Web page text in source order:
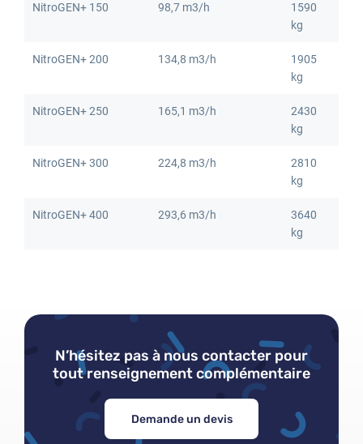
NitroGEN+ 150 98,7 m3/h
1590
kg
NitroGEN+ 200 134,8 m3/h
1905
kg
NitroGEN+ 250 165,1 m3/h
2430
kg
NitroGEN+ 300 224,8 m3/h
2810
kg
NitroGEN+ 400 293,6 m3/h
3640
kg
N’hésitez pas à nous contacter pour
tout renseignement complémentaire
Demande un devis
Identifiant
Mot de passe oublié